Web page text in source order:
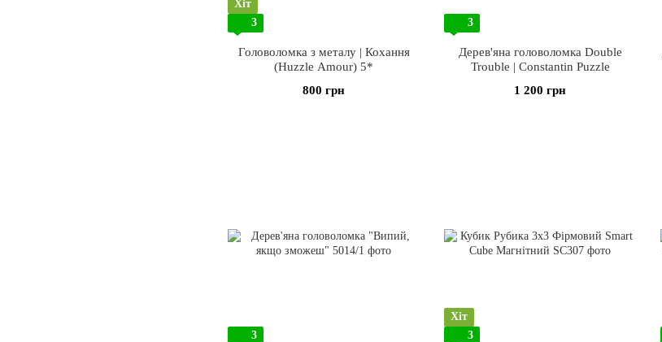
Хіт
3
Головоломка з металу | Кохання
(Huzzle Amour) 5*
800 грн
3
Дерев'яна головоломка Double
Trouble | Constantin Puzzle
1 200 грн
3
Хіт
3